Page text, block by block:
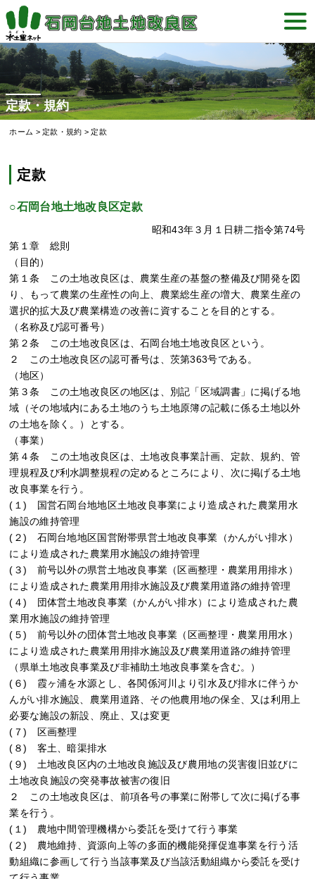
Skip
to
content
定款・規約
ホーム >定款・規約 >定款
定款
○石岡台地土地改良区定款
昭和43年３月１日耕二指令第74号
第１章 総則
（目的）
第１条 この土地改良区は、農業生産の基盤の整備及び開発を図
り、もって農業の生産性の向上、農業総生産の増大、農業生産の
選択的拡大及び農業構造の改善に資することを目的とする。
（名称及び認可番号）
第２条 この土地改良区は、石岡台地土地改良区という。
２ この土地改良区の認可番号は、茨第363号である。
（地区）
第３条 この土地改良区の地区は、別記「区域調書」に掲げる地
域（その地域内にある土地のうち土地原簿の記載に係る土地以外
の土地を除く。）とする。
（事業）
第４条 この土地改良区は、土地改良事業計画、定款、規約、管
理規程及び利水調整規程の定めるところにより、次に掲げる土地
改良事業を行う。
(１) 国営石岡台地地区土地改良事業により造成された農業用水
施設の維持管理
(２) 石岡台地地区国営附帯県営土地改良事業（かんがい排水）
により造成された農業用水施設の維持管理
(３) 前号以外の県営土地改良事業（区画整理・農業用用排水）
により造成された農業用用排水施設及び農業用道路の維持管理
(４) 団体営土地改良事業（かんがい排水）により造成された農
業用水施設の維持管理
(５) 前号以外の団体営土地改良事業（区画整理・農業用用水）
により造成された農業用用排水施設及び農業用道路の維持管理
（県単土地改良事業及び非補助土地改良事業を含む。）
(６) 霞ヶ浦を水源とし、各関係河川より引水及び排水に伴うか
んがい排水施設、農業用道路、その他農用地の保全、又は利用上
必要な施設の新設、廃止、又は変更
(７) 区画整理
(８) 客土、暗渠排水
(９) 土地改良区内の土地改良施設及び農用地の災害復旧並びに
土地改良施設の突発事故被害の復旧
２ この土地改良区は、前項各号の事業に附帯して次に掲げる事
業を行う。
(１) 農地中間管理機構から委託を受けて行う事業
(２) 農地維持、資源向上等の多面的機能発揮促進事業を行う活
動組織に参画して行う当該事業及び当該活動組織から委託を受け